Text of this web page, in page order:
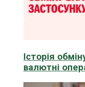
Історія
валютні